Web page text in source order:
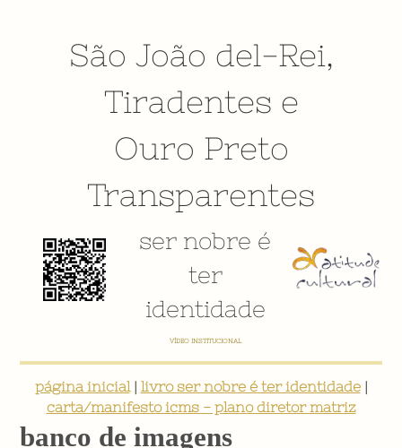
São João del-Rei,
Tiradentes e
Ouro Preto
Transparentes
ser nobre é
ter
identidade
VÍDEO INSTITUCIONAL
página inicial| livro ser nobre é ter identidade|
carta/manifesto icms - plano diretor matriz
banco de imagens